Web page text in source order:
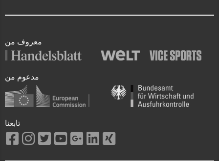
معروف من
مدعوم من
تابعنا